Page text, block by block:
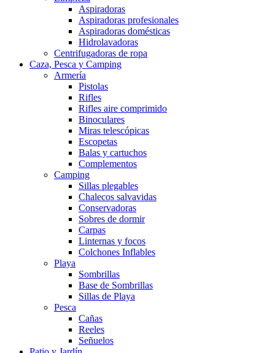
Aspiradoras
Aspiradoras profesionales
Aspiradoras domésticas
Hidrolavadoras
Centrifugadoras de ropa
Caza, Pesca y Camping
Armería
Pistolas
Rifles
Rifles aire comprimido
Binoculares
Miras telescópicas
Escopetas
Balas y cartuchos
Complementos
Camping
Sillas plegables
Chalecos salvavidas
Conservadoras
Sobres de dormir
Carpas
Linternas y focos
Colchones Inflables
Playa
Sombrillas
Base de Sombrillas
Sillas de Playa
Pesca
Cañas
Reeles
Señuelos